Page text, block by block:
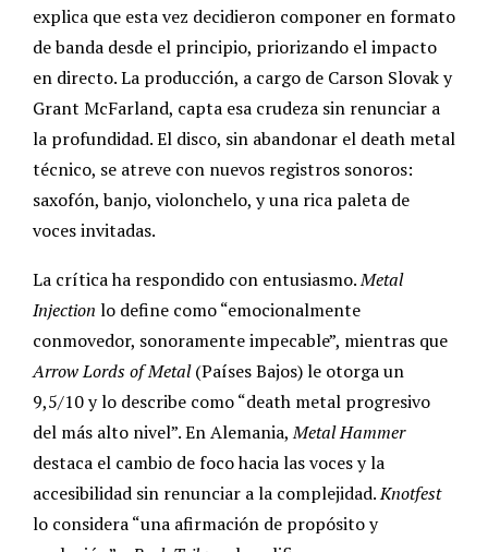
explica que esta vez decidieron componer en formato
de banda desde el principio, priorizando el impacto
en directo. La producción, a cargo de Carson Slovak y
Grant McFarland, capta esa crudeza sin renunciar a
la profundidad. El disco, sin abandonar el death metal
técnico, se atreve con nuevos registros sonoros:
saxofón, banjo, violonchelo, y una rica paleta de
voces invitadas.
La crítica ha respondido con entusiasmo.Metal
Injection lo define como “emocionalmente
conmovedor, sonoramente impecable”, mientras que
Arrow Lords of Metal(Países Bajos) le otorga un
9,5/10 y lo describe como “death metal progresivo
del más alto nivel”. En Alemania,Metal Hammer
destaca el cambio de foco hacia las voces y la
accesibilidad sin renunciar a la complejidad.Knotfest
lo considera “una afirmación de propósito y